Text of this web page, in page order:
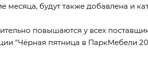
будут также добавлена и
повышаются у всех
"Чёрная пятница в ПаркМебели